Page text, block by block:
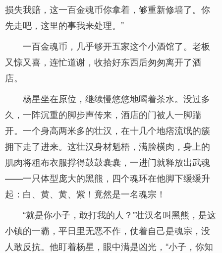
损失我赔，这一百金魂币你拿着，够重新修墙了。你
先走吧，这里的事我来处理。”
一百金魂币，几乎够开五家这个小酒馆了。老板
又惊又喜，连忙道谢，收拾好东西后匆匆离开了酒
店。
杨星坐在原位，继续慢悠悠地喝着茶水。没过多
久，一阵沉重的脚步声传来，酒店的门被人一脚踹
开。一个身高两米多的壮汉，在十几个地痞流氓的簇
拥下走了进来。这壮汉身材魁梧，满脸横肉，身上的
肌肉将粗布衣服撑得鼓鼓囊囊，一进门就释放出武魂
——一只体型庞大的黑熊，四个魂环在他脚下缓缓升
起：白、黄、黄、紫！竟然是一名魂宗！
“就是你小子，敢打我的人？”壮汉名叫黑熊，是这
小镇的一霸，平日里无恶不作，仗着自己是魂宗，没
人敢反抗。他盯着杨星，眼中满是凶光，“小子，你知